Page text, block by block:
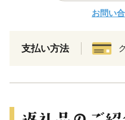
お問い
支払い方法